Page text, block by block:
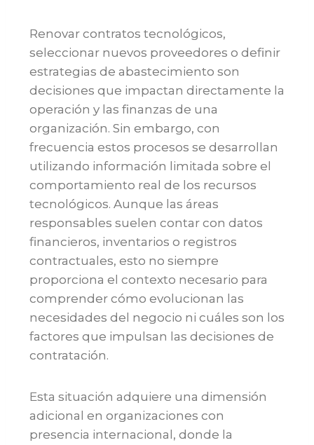
Renovar contratos tecnológicos,
seleccionar nuevos proveedores o definir
estrategias de abastecimiento son
decisiones que impactan directamente la
operación y las finanzas de una
organización. Sin embargo, con
frecuencia estos procesos se desarrollan
utilizando información limitada sobre el
comportamiento real de los recursos
tecnológicos. Aunque las áreas
responsables suelen contar con datos
financieros, inventarios o registros
contractuales, esto no siempre
proporciona el contexto necesario para
comprender cómo evolucionan las
necesidades del negocio ni cuáles son los
factores que impulsan las decisiones de
contratación.
Esta situación adquiere una dimensión
adicional en organizaciones con
presencia internacional, donde la